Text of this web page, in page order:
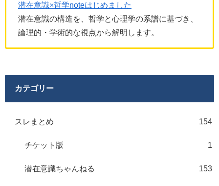
潜在意識×哲学noteはじめました
潜在意識の構造を、哲学と心理学の系譜に基づき、
論理的・学術的な視点から解明します。
カテゴリー
スレまとめ 154
チケット版 1
潜在意識ちゃんねる 153